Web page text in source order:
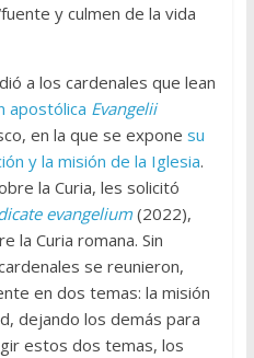
y culmen de la vida
a los cardenales que lean
apostólica Evangelii
en la que se expone su
y la misión de la Iglesia.
la Curia, les solicitó
evangelium(2022),
la Curia romana. Sin
se reunieron,
en dos temas: la misión
dejando los demás para
estos dos temas, los